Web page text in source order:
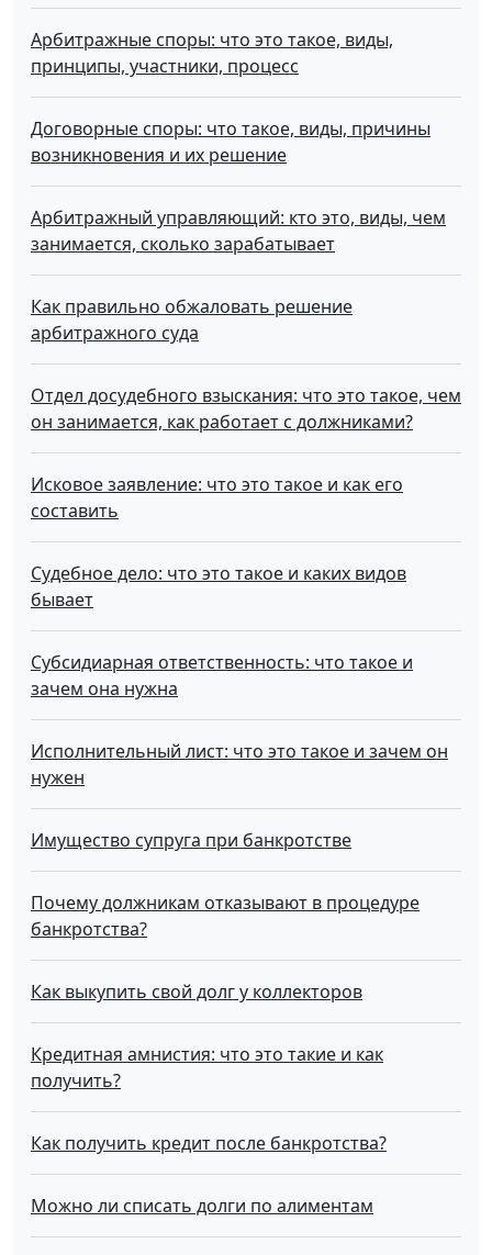
Арбитражные споры: что это такое, виды,
принципы, участники, процесс
Договорные споры: что такое, виды, причины
возникновения и их решение
Арбитражный управляющий: кто это, виды, чем
занимается, сколько зарабатывает
Как правильно обжаловать решение
арбитражного суда
Отдел досудебного взыскания: что это такое, чем
он занимается, как работает с должниками?
Исковое заявление: что это такое и как его
составить
Судебное дело: что это такое и каких видов
бывает
Субсидиарная ответственность: что такое и
зачем она нужна
Исполнительный лист: что это такое и зачем он
нужен
Имущество супруга при банкротстве
Почему должникам отказывают в процедуре
банкротства?
Как выкупить свой долг у коллекторов
Кредитная амнистия: что это такие и как
получить?
Как получить кредит после банкротства?
Можно ли списать долги по алиментам